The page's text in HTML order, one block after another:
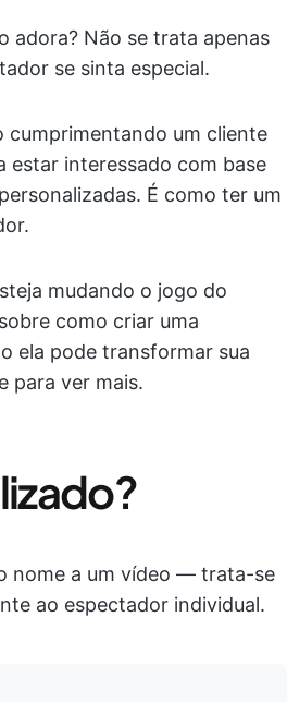
adora? Não se trata apenas
se sinta especial.
cumprimentando um cliente
estar interessado com base
É como ter um
mudando o jogo do
como criar uma
ela pode transformar sua
para ver mais.
nome a um vídeo — trata-se
ao espectador individual.